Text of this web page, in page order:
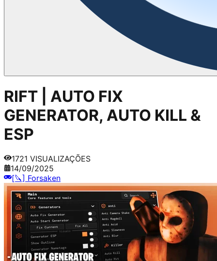
RIFT | AUTO FIX
GENERATOR, AUTO KILL &
ESP
1721 VISUALIZAÇÕES
14/09/2025
[🔪] Forsaken